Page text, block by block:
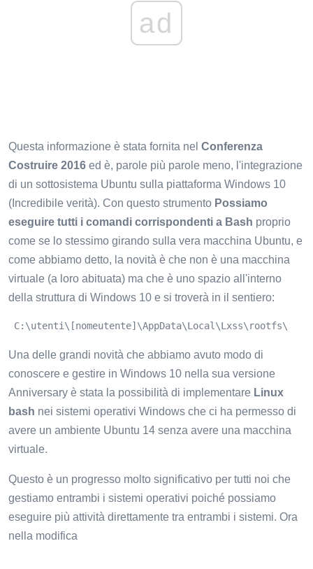
ad
Questa informazione è stata fornita nel Conferenza
Costruire 2016 ed è, parole più parole meno, l'integrazione
di un sottosistema Ubuntu sulla piattaforma Windows 10
(Incredibile verità). Con questo strumento Possiamo
eseguire tutti i comandi corrispondenti a Bash proprio
come se lo stessimo girando sulla vera macchina Ubuntu, e
come abbiamo detto, la novità è che non è una macchina
virtuale (a loro abituata) ma che è uno spazio all'interno
della struttura di Windows 10 e si troverà in il sentiero:
C:\utenti\[nomeutente]\AppData\Local\Lxss\rootfs\
Una delle grandi novità che abbiamo avuto modo di
conoscere e gestire in Windows 10 nella sua versione
Anniversary è stata la possibilità di implementare Linux
bash nei sistemi operativi Windows che ci ha permesso di
avere un ambiente Ubuntu 14 senza avere una macchina
virtuale.
Questo è un progresso molto significativo per tutti noi che
gestiamo entrambi i sistemi operativi poiché possiamo
eseguire più attività direttamente tra entrambi i sistemi. Ora
nella modifica